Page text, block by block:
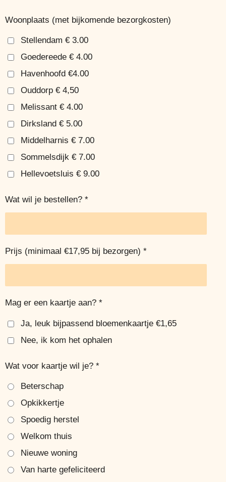
Woonplaats (met bijkomende bezorgkosten)
Stellendam € 3.00
Goedereede € 4.00
Havenhoofd €4.00
Ouddorp € 4,50
Melissant € 4.00
Dirksland € 5.00
Middelharnis € 7.00
Sommelsdijk € 7.00
Hellevoetsluis € 9.00
Wat wil je bestellen? *
Prijs (minimaal €17,95 bij bezorgen) *
Mag er een kaartje aan? *
Ja, leuk bijpassend bloemenkaartje €1,65
Nee, ik kom het ophalen
Wat voor kaartje wil je? *
Beterschap
Opkikkertje
Spoedig herstel
Welkom thuis
Nieuwe woning
Van harte gefeliciteerd